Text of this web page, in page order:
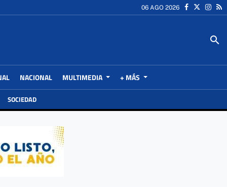
06 AGO 2026
search
NACIONAL MULTIMEDIA + MÁS
SOCIEDAD